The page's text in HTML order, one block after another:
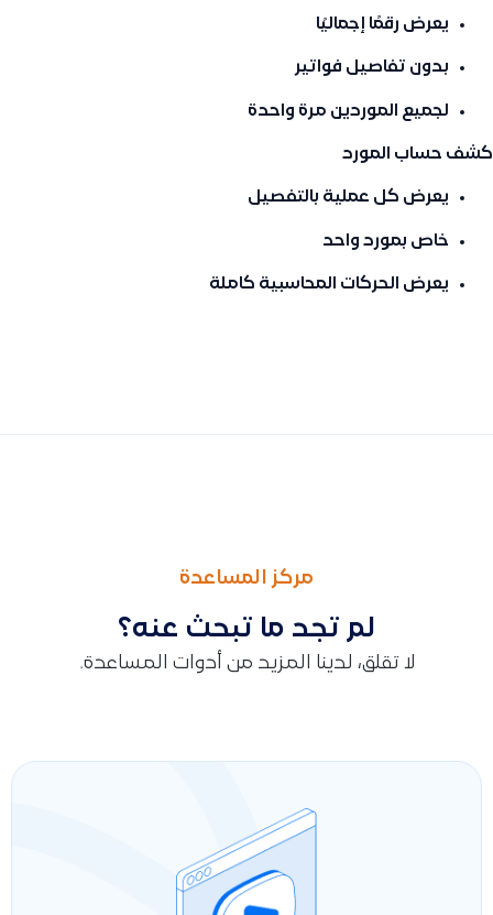
يعرض رقمًا إجماليًا
بدون تفاصيل فواتير
لجميع الموردين مرة واحدة
كشف حساب المورد
يعرض كل عملية بالتفصيل
خاص بمورد واحد
يعرض الحركات المحاسبية كاملة
مركز المساعدة
لم تجد ما تبحث عنه؟
لا تقلق، لدينا المزيد من أدوات المساعدة.